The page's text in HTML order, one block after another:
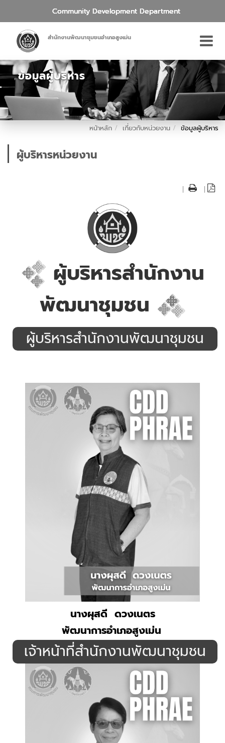
Community Development Department
สำนักงานพัฒนาชุมชนอำเภอสูงเม่น
ข้อมูลผู้บริหาร
หน้าหลัก เกี่ยวกับหน่วยงาน ข้อมูลผู้บริหาร
ผู้บริหารหน่วยงาน
| |
ผู้บริหารสำนักงาน
พัฒนาชุมชน
ผู้บริหารสำนักงานพัฒนาชุมชน
นางผุสดี ดวงเนตร
พัฒนาการอำเภอสูงเม่น
เจ้าหน้าที่สำนักงานพัฒนาชุมชน